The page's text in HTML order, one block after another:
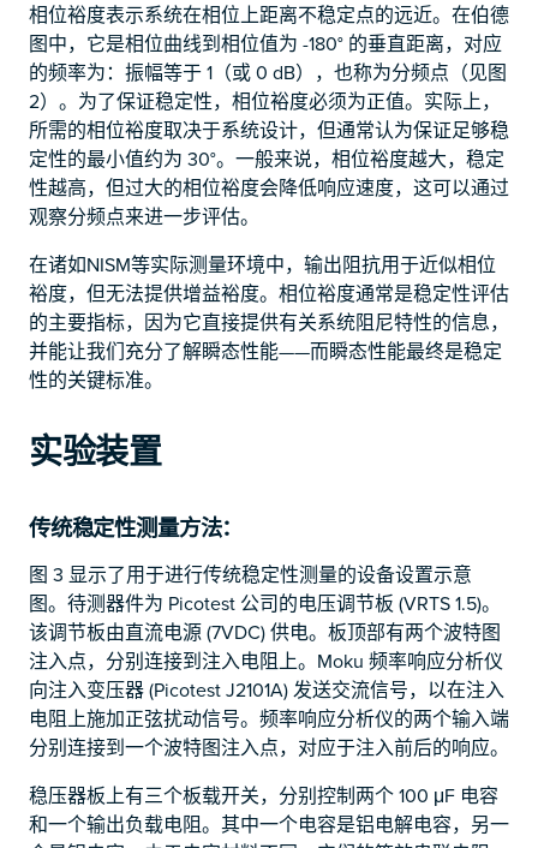
相位裕度表示系统在相位上距离不稳定点的远近。在伯德
图中，它是相位曲线到相位值为 -180° 的垂直距离，对应
的频率为：振幅等于 1（或 0 dB），也称为分频点（见图
2）。为了保证稳定性，相位裕度必须为正值。实际上，
所需的相位裕度取决于系统设计，但通常认为保证足够稳
定性的最小值约为 30°。一般来说，相位裕度越大，稳定
性越高，但过大的相位裕度会降低响应速度，这可以通过
观察分频点来进一步评估。
在诸如NISM等实际测量环境中，输出阻抗用于近似相位
裕度，但无法提供增益裕度。相位裕度通常是稳定性评估
的主要指标，因为它直接提供有关系统阻尼特性的信息，
并能让我们充分了解瞬态性能——而瞬态性能最终是稳定
性的关键标准。
实验装置
传统稳定性测量方法：
图 3 显示了用于进行传统稳定性测量的设备设置示意
图。待测器件为 Picotest 公司的电压调节板 (VRTS 1.5)。
该调节板由直流电源 (7VDC) 供电。板顶部有两个波特图
注入点，分别连接到注入电阻上。Moku 频率响应分析仪
向注入变压器 (Picotest J2101A) 发送交流信号，以在注入
电阻上施加正弦扰动信号。频率响应分析仪的两个输入端
分别连接到一个波特图注入点，对应于注入前后的响应。
稳压器板上有三个板载开关，分别控制两个 100 μF 电容
和一个输出负载电阻。其中一个电容是铝电解电容，另一